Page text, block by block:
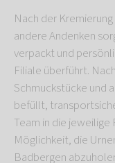
Nach der
andere Andenken
verpackt und
Filiale überführt.
Schmuckstücke und
befüllt,
Team in die
Möglichkeit, die
Badbergen